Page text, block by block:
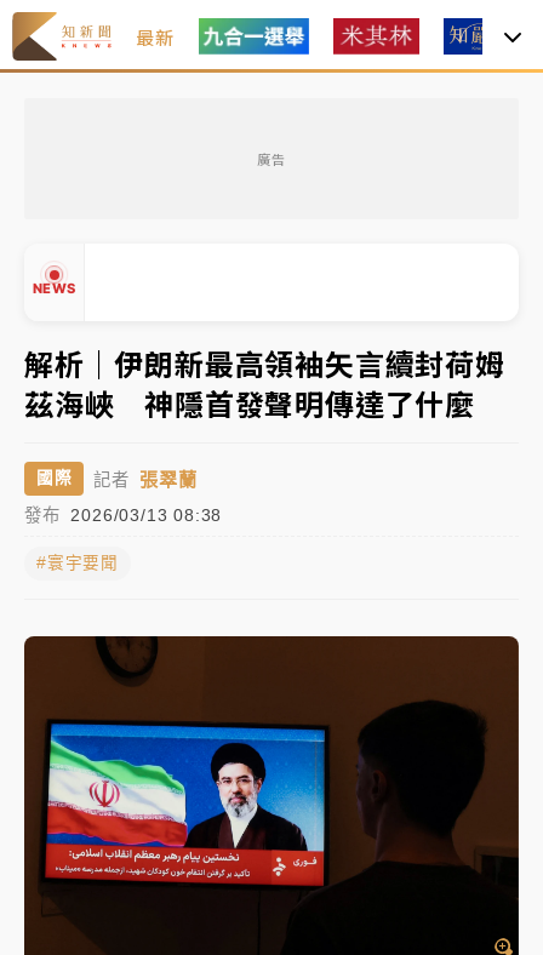
最新
廣告
NEWS
中信慈善基金會想增加董事人數！辜仲諒向法院聲請遭
駁 理由曝光
故宮《龍藏經》特展第2檔！今線上預約開賣一度塞車
周六起展出延長至晚上7時
台東農業處長涉圖利渡假村！東檢抗告成功 今重開羈
父親節泡湯了！中颱白海豚雨彈轟3天 「紅到發紫」降
雨熱區曝
暑假過三周才推「E宿新北打卡趣」！抽獎程序複雜 觀
旅局回應了
中信慈善基金會想增加董事人數！辜仲諒向法院聲請遭
駁 理由曝光
故宮《龍藏經》特展第2檔！今線上預約開賣一度塞車
周六起展出延長至晚上7時
台東農業處長涉圖利渡假村！東檢抗告成功 今重開羈
押庭
解析｜伊朗新最高領袖矢言續封荷姆
茲海峽 神隱首發聲明傳達了什麼
國際 記者 張翠蘭
發布 2026/03/13 08:38
#寰宇要聞